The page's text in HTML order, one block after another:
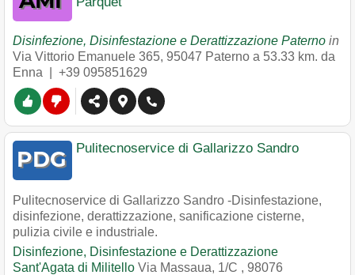
Disinfezione, Disinfestazione e Derattizzazione Paterno in
Via Vittorio Emanuele 365, 95047 Paterno a 53.33 km. da
Enna | +39 095851629
Pulitecnoservice di Gallarizzo Sandro
Pulitecnoservice di Gallarizzo Sandro -Disinfestazione,
disinfezione, derattizzazione, sanificazione cisterne,
pulizia civile e industriale.
Disinfezione, Disinfestazione e Derattizzazione
Sant'Agata di Militello Via Massaua, 1/C , 98076